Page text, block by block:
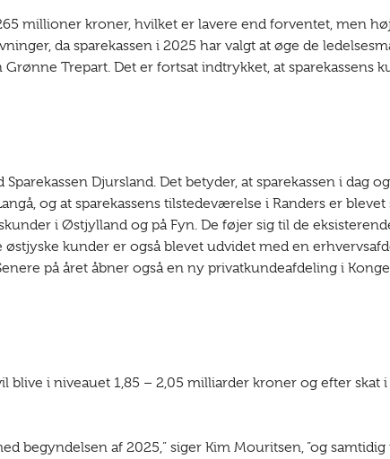
millioner kroner, hvilket er lavere end forventet, men
da sparekassen i 2025 har valgt at øge de
Trepart. Det er fortsat indtrykket, at sparekassens
Djursland. Det betyder, at sparekassen i dag
og at sparekassens tilstedeværelse i Randers er blevet
i Østjylland og på Fyn. De føjer sig til de
kunder er også blevet udvidet med en
på året åbner også en ny privatkundeafdeling i
blive i niveauet 1,85 – 2,05 milliarder kroner og efter skat
begyndelsen af 2025,” siger Kim Mouritsen, ”og